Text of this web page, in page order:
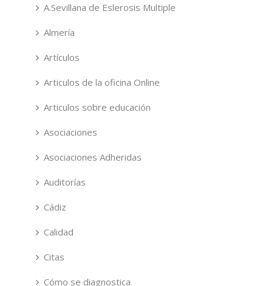
A.Sevillana de Eslerosis Multiple
Almería
Artículos
Articulos de la oficina Online
Articulos sobre educación
Asociaciones
Asociaciones Adheridas
Auditorías
Cádiz
Calidad
Citas
Cómo se diagnostica